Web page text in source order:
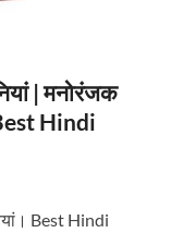
| मनोरंजक
Hindi
Best Hindi